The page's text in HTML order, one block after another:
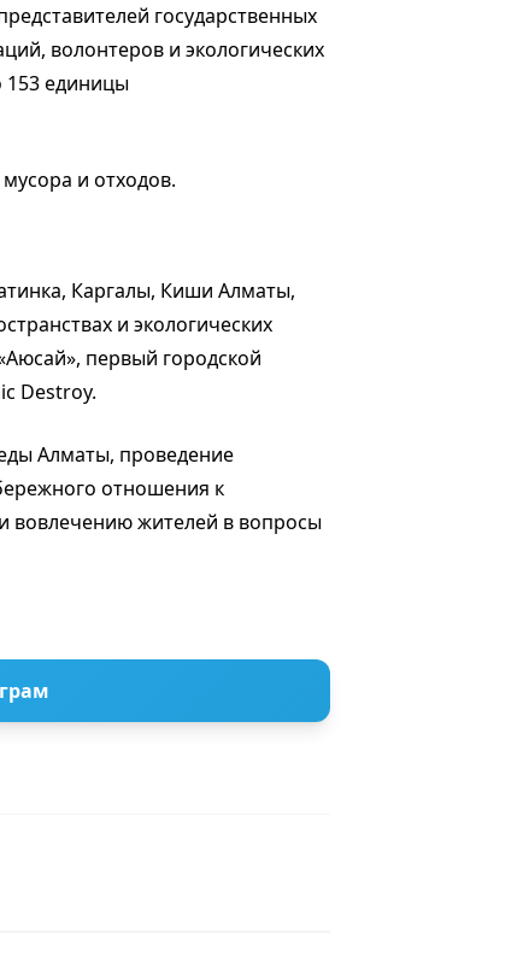
государственных
волонтеров и экологических
153 единицы
и отходов.
Каргалы, Киши Алматы,
и экологических
первый городской
Destroy.
Алматы, проведение
отношения к
вовлечению жителей в вопросы